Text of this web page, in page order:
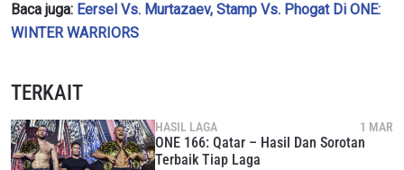
Baca juga: Eersel Vs. Murtazaev, Stamp Vs. Phogat Di ONE:
WINTER WARRIORS
TERKAIT
HASIL LAGA 1 MAR
ONE 166: Qatar – Hasil Dan Sorotan
Terbaik Tiap Laga